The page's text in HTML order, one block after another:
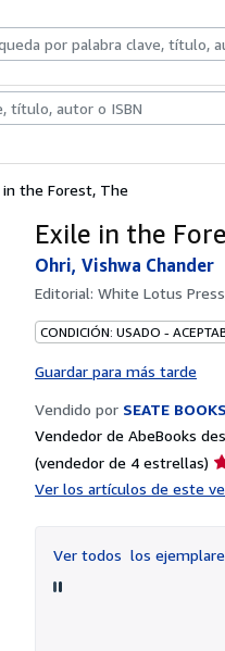
Arte y coleccionismo
in the Forest, The
Exile in the
Ohri, Vishwa Chander
Editorial: White Lotus
CONDICIÓN: USADO -
Guardar para más tarde
Vendido por SEATE BOOKS
Vendedor de AbeBooks
(vendedor de 4 estrellas)
Ver los artículos de este
Ver todos los